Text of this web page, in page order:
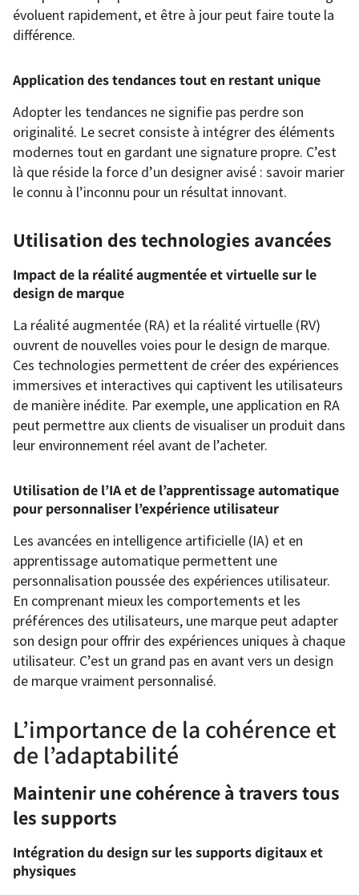
évoluent rapidement, et être à jour peut faire toute la
différence.
Application des tendances tout en restant unique
Adopter les tendances ne signifie pas perdre son
originalité. Le secret consiste à intégrer des éléments
modernes tout en gardant une signature propre. C’est
là que réside la force d’un designer avisé : savoir marier
le connu à l’inconnu pour un résultat innovant.
Utilisation des technologies avancées
Impact de la réalité augmentée et virtuelle sur le
design de marque
La réalité augmentée (RA) et la réalité virtuelle (RV)
ouvrent de nouvelles voies pour le design de marque.
Ces technologies permettent de créer des expériences
immersives et interactives qui captivent les utilisateurs
de manière inédite. Par exemple, une application en RA
peut permettre aux clients de visualiser un produit dans
leur environnement réel avant de l’acheter.
Utilisation de l’IA et de l’apprentissage automatique
pour personnaliser l’expérience utilisateur
Les avancées en intelligence artificielle (IA) et en
apprentissage automatique permettent une
personnalisation poussée des expériences utilisateur.
En comprenant mieux les comportements et les
préférences des utilisateurs, une marque peut adapter
son design pour offrir des expériences uniques à chaque
utilisateur. C’est un grand pas en avant vers un design
de marque vraiment personnalisé.
L’importance de la cohérence et
de l’adaptabilité
Maintenir une cohérence à travers tous
les supports
Intégration du design sur les supports digitaux et
physiques